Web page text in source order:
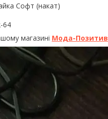
Софт (накат)
64
магазині Мода-Позитив